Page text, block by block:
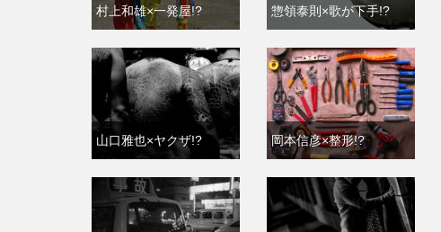
村上和雄×一発屋!? 惣領泰則×歌が下手!?
山口雅也×ヤクザ!? 岡本信彦×整形!?